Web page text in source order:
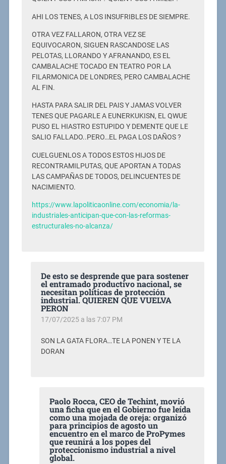
AHI LOS TENES, A LOS INSUFRIBLES DE SIEMPRE.
OTRA VEZ FALLARON, OTRA VEZ SE
EQUIVOCARON, SIGUEN RASCANDOSE LAS
PELOTAS, LLORANDO Y AFRANANDO, ES EL
CAMBALACHE TOCADO EN TEATRO POR LA
FILARMONICA DE LONDRES, PERO CAMBALACHE
AL FIN.
HASTA PARA SALIR DEL PAIS Y JAMAS VOLVER
TENES QUE PAGARLE A EUNERKUKISN, EL QWUE
PUSO EL HIASTRO ESTUPIDO Y DEMENTE QUE LE
SALIO FALLADO..PERO…EL PAGA LOS DAÑOS ?
CUELGUENLOS A TODOS ESTOS HIJOS DE
RECONTRAMILPUTAS, QUE APORTAN A TODAS
LAS CAMPAÑAS DE TODOS, DELINCUENTES DE
NACIMIENTO.
https://www.lapoliticaonline.com/economia/la-
industriales-anticipan-que-con-las-reformas-
estructurales-no-alcanza/
De esto se desprende que para sostener
el entramado productivo nacional, se
necesitan políticas de protección
industrial. QUIEREN QUE VUELVA
PERON
17/07/2025 a las 7:07 PM
SON LA GATA FLORA…TE LA PONEN Y TE LA
DORAN
Paolo Rocca, CEO de Techint, movió
una ficha que en el Gobierno fue leída
como una mojada de oreja: organizó
para principios de agosto un
encuentro en el marco de ProPymes
que reunirá a los popes del
proteccionismo industrial a nivel
global.